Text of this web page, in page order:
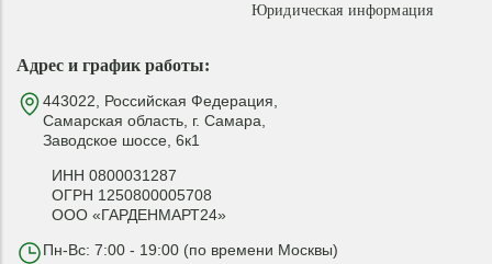
Адрес и график работы:
443022, Российская Федерация,
Самарская область, г. Самара,
Заводское шоссе, 6к1
ИНН 0800031287
ОГРН 1250800005708
ООО «ГАРДЕНМАРТ24»
Пн-Вс: 7:00 - 19:00 (по времени Москвы)
Юридическая информация